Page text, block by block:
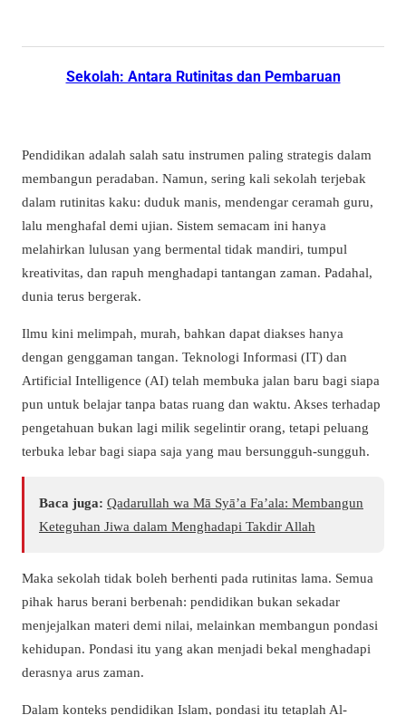
Sekolah: Antara Rutinitas dan Pembaruan
Pendidikan adalah salah satu instrumen paling strategis dalam
membangun peradaban. Namun, sering kali sekolah terjebak
dalam rutinitas kaku: duduk manis, mendengar ceramah guru,
lalu menghafal demi ujian. Sistem semacam ini hanya
melahirkan lulusan yang bermental tidak mandiri, tumpul
kreativitas, dan rapuh menghadapi tantangan zaman. Padahal,
dunia terus bergerak.
Ilmu kini melimpah, murah, bahkan dapat diakses hanya
dengan genggaman tangan. Teknologi Informasi (IT) dan
Artificial Intelligence (AI) telah membuka jalan baru bagi siapa
pun untuk belajar tanpa batas ruang dan waktu. Akses terhadap
pengetahuan bukan lagi milik segelintir orang, tetapi peluang
terbuka lebar bagi siapa saja yang mau bersungguh-sungguh.
Baca juga: Qadarullah wa Mā Syā’a Fa’ala: Membangun
Keteguhan Jiwa dalam Menghadapi Takdir Allah
Maka sekolah tidak boleh berhenti pada rutinitas lama. Semua
pihak harus berani berbenah: pendidikan bukan sekadar
menjejalkan materi demi nilai, melainkan membangun pondasi
kehidupan. Pondasi itu yang akan menjadi bekal menghadapi
derasnya arus zaman.
Dalam konteks pendidikan Islam, pondasi itu tetaplah Al-